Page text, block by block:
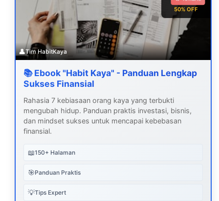
50% OFF
👤Tim HabitKaya
📚 Ebook "Habit Kaya" - Panduan Lengkap
Sukses Finansial
Rahasia 7 kebiasaan orang kaya yang terbukti
mengubah hidup. Panduan praktis investasi, bisnis,
dan mindset sukses untuk mencapai kebebasan
finansial.
📖150+ Halaman
🎯Panduan Praktis
💡Tips Expert